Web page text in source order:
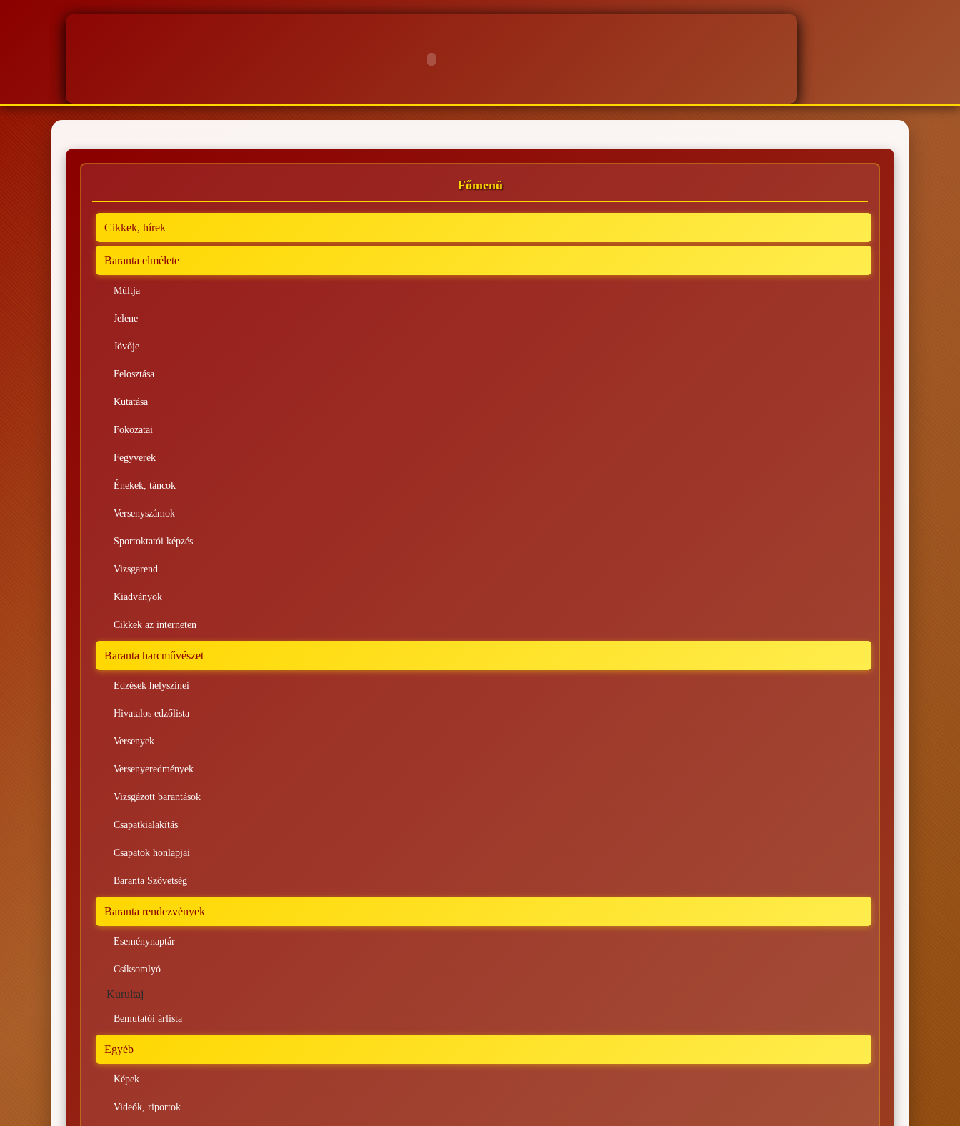
Főmenü
Cikkek, hírek
Baranta elmélete
Múltja
Jelene
Jövője
Felosztása
Kutatása
Fokozatai
Fegyverek
Énekek, táncok
Versenyszámok
Sportoktatói képzés
Vizsgarend
Kiadványok
Cikkek az interneten
Baranta harcművészet
Edzések helyszínei
Hivatalos edzőlista
Versenyek
Versenyeredmények
Vizsgázott barantások
Csapatkialakítás
Csapatok honlapjai
Baranta Szövetség
Baranta rendezvények
Eseménynaptár
Csíksomlyó
Kurultaj
Bemutatói árlista
Egyéb
Képek
Videók, riportok